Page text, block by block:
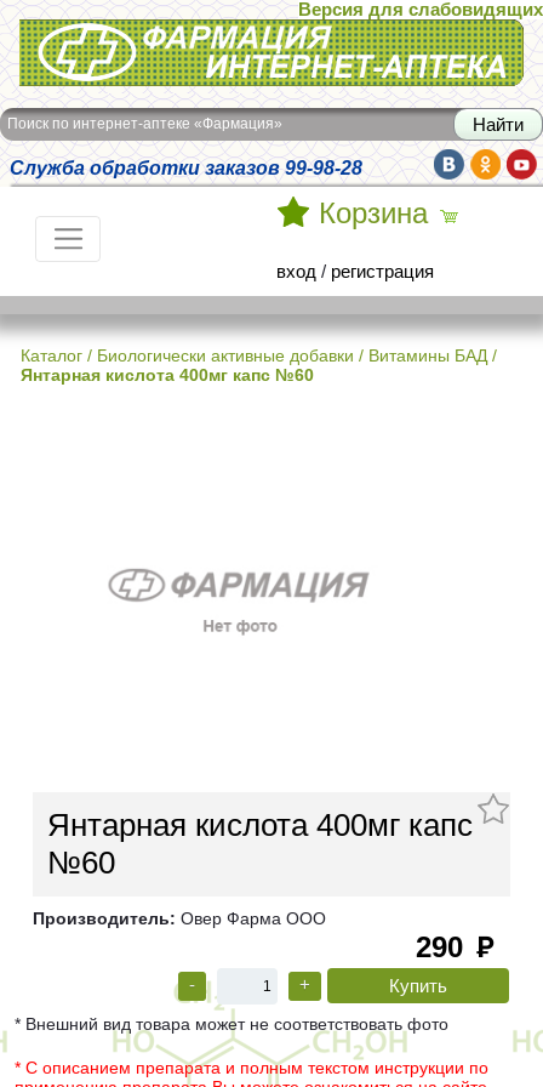
Интернет-аптека Фармация
Версия для слабовидящих
Поиск по интернет-аптеке «Фармация»
Служба обработки заказов 99-98-28
Корзина
вход / регистрация
Каталог / Биологически активные добавки / Витамины БАД /
Янтарная кислота 400мг капс №60
Янтарная кислота 400мг капс
№60
Производитель: Овер Фарма ООО
290 руб
- +
* Внешний вид товара может не соответствовать фото
* С описанием препарата и полным текстом инструкции по